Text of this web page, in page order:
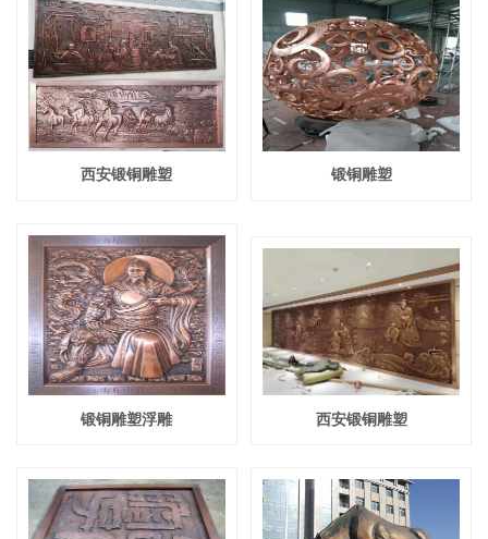
西安锻铜雕塑 锻铜雕塑
锻铜雕塑浮雕 西安锻铜雕塑